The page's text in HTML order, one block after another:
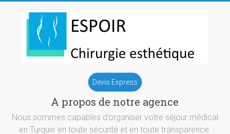
esthetique
Turquie
Devis Express
A propos de notre agence
Nous sommes capables d’organiser votre séjour médical
en Turquie en toute sécurité et en toute transparence.